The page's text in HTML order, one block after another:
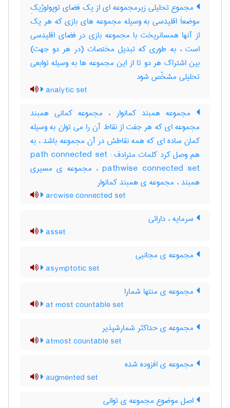
مجموع تحلیلی زیرمجموعه ای از یک فضای توپولوژیکِ
موضعاَ اقلیدسی به وسیله مجموعه های بازی که هر یک
از آنها همسانریخت با مجموعه بازی در فضای اقلیدسی
است ، به طوری که تبدیل مختصات (در هر دو جهت)
بین اشتراک هر دو تا از این مجموعه ها به وسیله توابعی
تحلیلی مشخّص شود
analytic set
مجموعه همبند کمانوار ، مجموعه کمانی همبند
مجموعه ای که هر جفت از نقاط آن را می توان به وسیله
کمان ساده ای که همه نقاطش در آن مجموعه باشد ، به
هم وصل کرد کلمات مترادف : path connected set
pathwise connected set ، مجموعه ی مسیری
همبند ، مجموعه ی همبند کمانوار
arcwise connected set
سرمایه ، دارائی
asset
مجموعه ی مجانبی
asymptotic set
مجموعه ی منتها شمارا
at most countable set
مجموعه ی حداکثر شمارشپذیر
atmost countable set
مجموعه ی افزوده شده
augmented set
اصل موضوع مجموعه ی توانی